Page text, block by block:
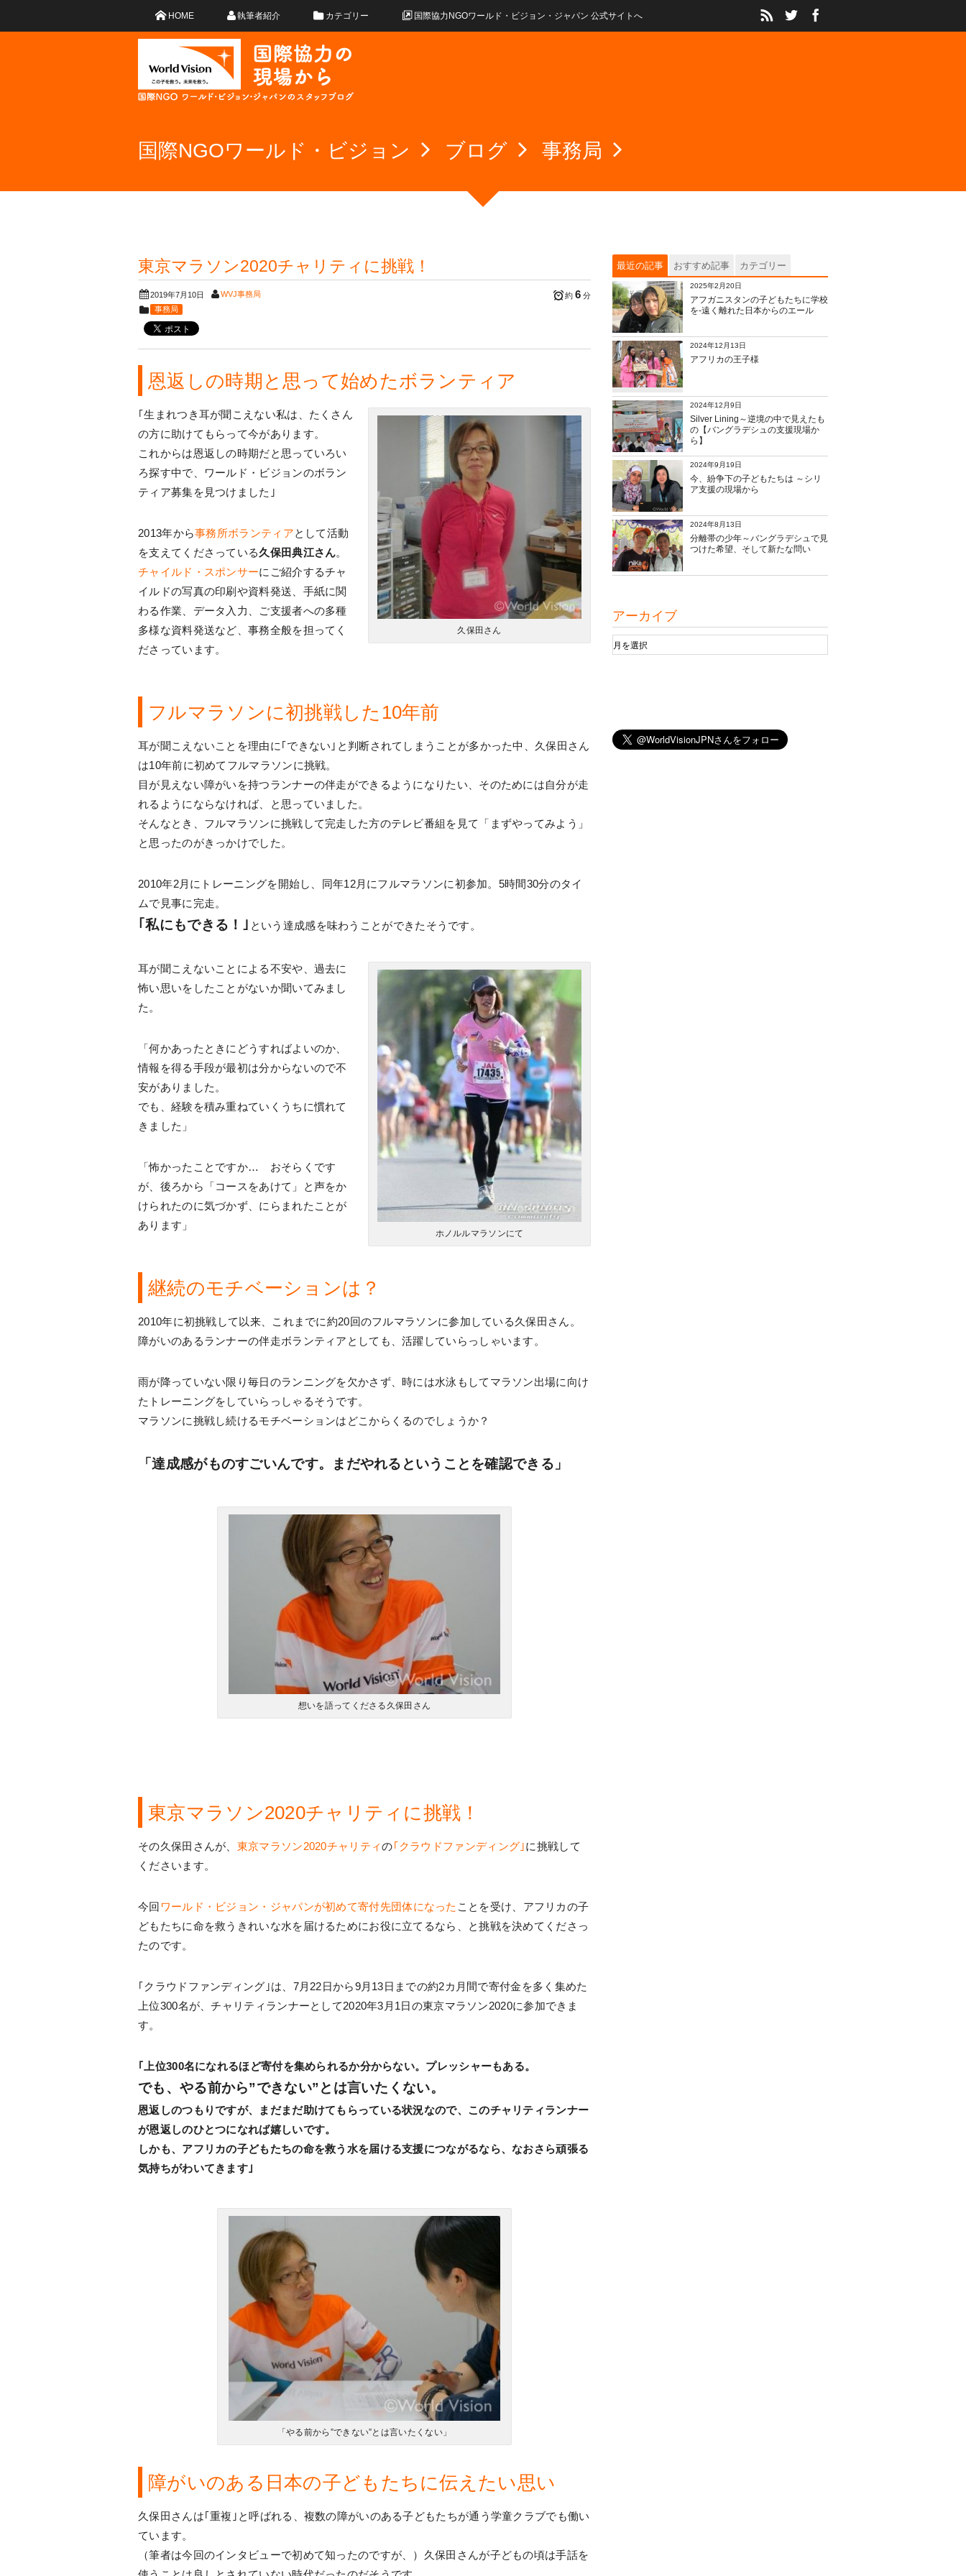
HOME 執筆者紹介 カテゴリー 国際協力NGOワールド・ビジョン・ジャパン 公式サイトへ
国際NGOワールド・ビジョン ブログ 事務局
東京マラソン2020チャリティに挑戦！
2019年7月10日 WVJ事務局 約 6 分
事務局
恩返しの時期と思って始めたボランティア
久保田さん
｢生まれつき耳が聞こえない私は、たくさん
の方に助けてもらって今があります。
これからは恩返しの時期だと思っていろい
ろ探す中で、ワールド・ビジョンのボラン
ティア募集を見つけました｣
2013年から事務所ボランティアとして活動
を支えてくださっている久保田典江さん。
チャイルド・スポンサーにご紹介するチャ
イルドの写真の印刷や資料発送、手紙に関
わる作業、データ入力、ご支援者への多種
多様な資料発送など、事務全般を担ってく
ださっています。
フルマラソンに初挑戦した10年前
耳が聞こえないことを理由に｢できない｣と判断されてしまうことが多かった中、久保田さん
は10年前に初めてフルマラソンに挑戦。
目が見えない障がいを持つランナーの伴走ができるようになりたい、そのためには自分が走
れるようにならなければ、と思っていました。
そんなとき、フルマラソンに挑戦して完走した方のテレビ番組を見て「まずやってみよう」
と思ったのがきっかけでした。
2010年2月にトレーニングを開始し、同年12月にフルマラソンに初参加。5時間30分のタイ
ムで見事に完走。
｢私にもできる！｣ という達成感を味わうことができたそうです。
ホノルルマラソンにて
耳が聞こえないことによる不安や、過去に
怖い思いをしたことがないか聞いてみまし
た。
「何かあったときにどうすればよいのか、
情報を得る手段が最初は分からないので不
安がありました。
でも、経験を積み重ねていくうちに慣れて
きました」
「怖かったことですか… おそらくです
が、後ろから「コースをあけて」と声をか
けられたのに気づかず、にらまれたことが
あります」
継続のモチベーションは？
2010年に初挑戦して以来、これまでに約20回のフルマラソンに参加している久保田さん。
障がいのあるランナーの伴走ボランティアとしても、活躍していらっしゃいます。
雨が降っていない限り毎日のランニングを欠かさず、時には水泳もしてマラソン出場に向け
たトレーニングをしていらっしゃるそうです。
マラソンに挑戦し続けるモチベーションはどこからくるのでしょうか？
「達成感がものすごいんです。まだやれるということを確認できる」
想いを語ってくださる久保田さん
東京マラソン2020チャリティに挑戦！
その久保田さんが、 東京マラソン2020チャリティの｢クラウドファンディング｣に挑戦して
くださいます。
今回 ワールド・ビジョン・ジャパンが初めて寄付先団体になった ことを受け、アフリカの子
どもたちに命を救うきれいな水を届けるためにお役に立てるなら、と挑戦を決めてくださっ
たのです。
｢クラウドファンディング｣は、7月22日から9月13日までの約2カ月間で寄付金を多く集めた
上位300名が、チャリティランナーとして2020年3月1日の東京マラソン2020に参加できま
す。
｢上位300名になれるほど寄付を集められるか分からない。プレッシャーもある。
でも、やる前から”できない”とは言いたくない。
恩返しのつもりですが、まだまだ助けてもらっている状況なので、このチャリティランナー
が恩返しのひとつになれば嬉しいです。
しかも、アフリカの子どもたちの命を救う水を届ける支援につながるなら、なおさら頑張る
気持ちがわいてきます｣
「やる前から”できない”とは言いたくない」
障がいのある日本の子どもたちに伝えたい思い
久保田さんは｢重複｣と呼ばれる、複数の障がいのある子どもたちが通う学童クラブでも働い
ています。
（筆者は今回のインタビューで初めて知ったのですが、）久保田さんが子どもの頃は手話を
最近の記事 おすすめ記事 カテゴリー
2025年2月20日
アフガニスタンの子どもたちに学校
を‐遠く離れた日本からのエール
2024年12月13日
アフリカの王子様
2024年12月9日
Silver Lining～逆境の中で見えたも
の【バングラデシュの支援現場か
ら】
2024年9月19日
今、紛争下の子どもたちは ～シリ
ア支援の現場から
2024年8月13日
分離帯の少年～バングラデシュで見
つけた希望、そして新たな問い
アーカイブ